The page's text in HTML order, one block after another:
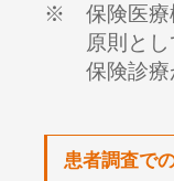
※ 保険医療
原則とし
保険診療
患者調査で